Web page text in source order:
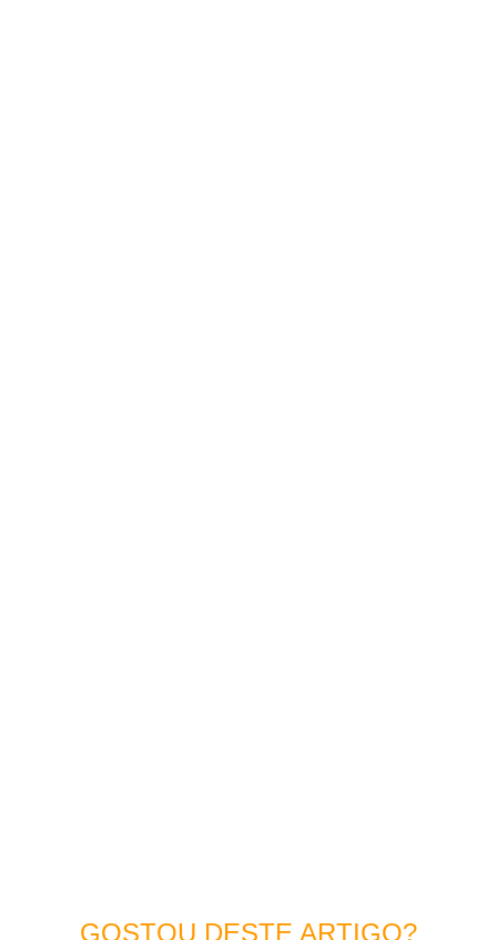
GOSTOU DESTE ARTIGO?